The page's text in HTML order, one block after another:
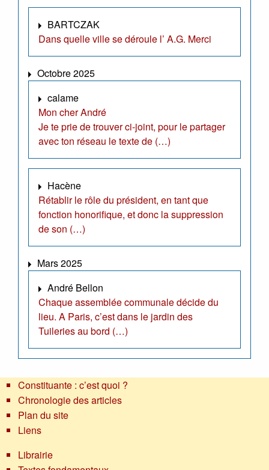
BARTCZAK
Dans quelle ville se déroule l’ A.G. Merci
Octobre 2025
calame
Mon cher André
Je te prie de trouver ci-joint, pour le partager
avec ton réseau le texte de (…)
Hacène
Rétablir le rôle du président, en tant que
fonction honorifique, et donc la suppression
de son (…)
Mars 2025
André Bellon
Chaque assemblée communale décide du
lieu. A Paris, c’est dans le jardin des
Tuileries au bord (…)
Constituante : c’est quoi ?
Chronologie des articles
Plan du site
Liens
Librairie